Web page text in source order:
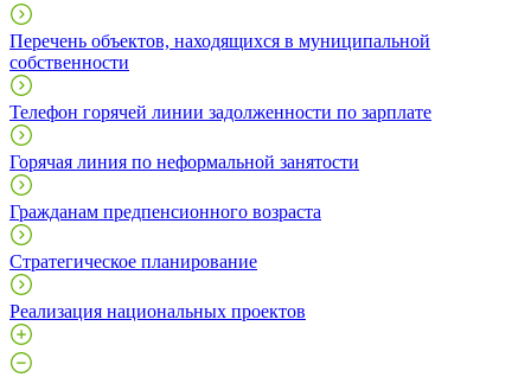
Перечень объектов, находящихся в муниципальной
собственности
Телефон горячей линии задолженности по зарплате
Горячая линия по неформальной занятости
Гражданам предпенсионного возраста
Стратегическое планирование
Реализация национальных проектов